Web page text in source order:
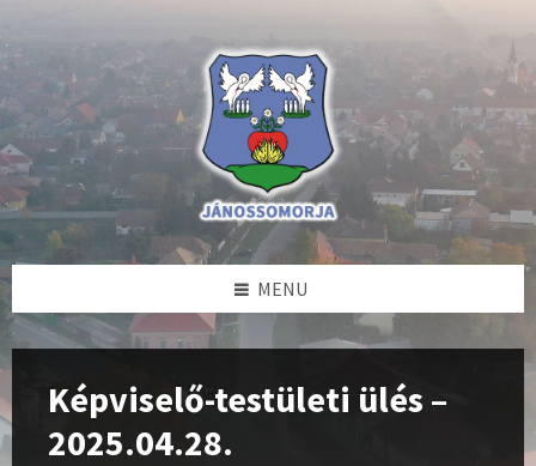
content
left
sidebar
footer
MENU
Képviselő-testületi ülés –
2025.04.28.